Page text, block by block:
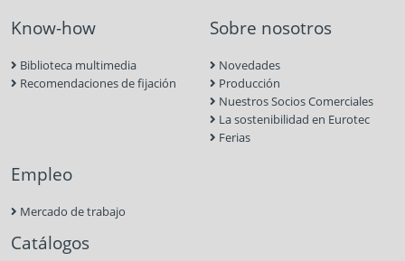
Know-how
Biblioteca multimedia
Recomendaciones de fijación
Sobre nosotros
Novedades
Producción
Nuestros Socios Comerciales
La sostenibilidad en Eurotec
Ferias
Empleo
Mercado de trabajo
Catálogos